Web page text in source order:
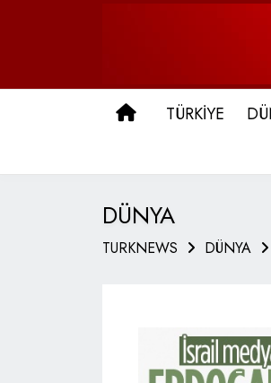
ANA SAYFA
TÜRKİYE
DÜNYA
TURKNEWS DÜNYA